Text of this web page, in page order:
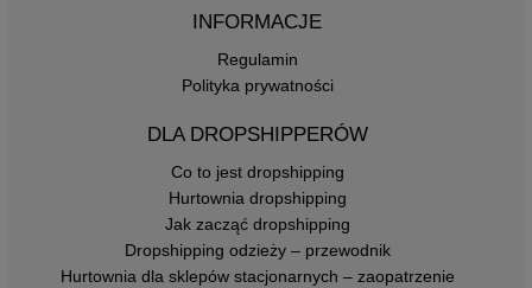
INFORMACJE
Regulamin
Polityka prywatności
DLA DROPSHIPPERÓW
Co to jest dropshipping
Hurtownia dropshipping
Jak zacząć dropshipping
Dropshipping odzieży – przewodnik
Hurtownia dla sklepów stacjonarnych – zaopatrzenie